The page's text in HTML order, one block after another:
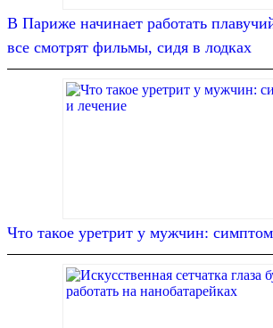
В Париже начинает работать
все смотрят фильмы, сидя в лодках
Что такое уретрит у мужчин: